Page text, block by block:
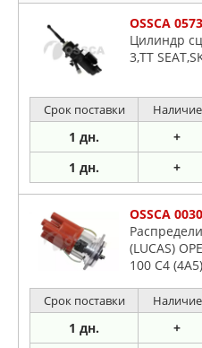
OSSCA
Цилиндр
3,TT
Срок поставки Наличие
1 дн. +
1 дн. +
OSSCA
(LUCAS)
100 C4
Срок поставки Наличие
1 дн. +